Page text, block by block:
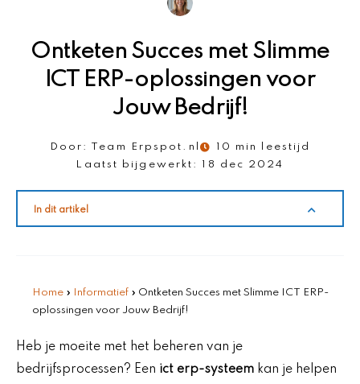
Ontketen Succes met Slimme
ICT ERP-oplossingen voor
Jouw Bedrijf!
Door: Team Erpspot.nl
10 min leestijd
Laatst bijgewerkt:
18 dec 2024
In dit artikel
Home » Informatief » Ontketen Succes met Slimme ICT ERP-
oplossingen voor Jouw Bedrijf!
Heb je moeite met het beheren van je
bedrijfsprocessen? Een ict erp-systeem kan je helpen